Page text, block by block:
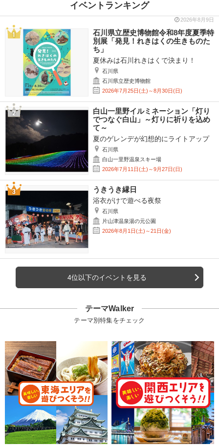
イベントランキング
2026年8月9日
石川県立歴史博物館令和8年度夏季特
別展「発見！れきはくの生きものた
ち」
夏休みは石川れきはくで決まり！
石川県
石川県立歴史博物館
2026年7月25日(土)～8月30日(日)
白山一里野イルミネーション「灯り
でつなぐ白山」～灯りに祈りを込め
て～
夏のゲレンデが幻想的にライトアップ
石川県
白山一里野温泉スキー場
2026年7月11日(土)～9月27日(日)
うきうき縁日
浴衣がけで遊べる夜祭
石川県
片山津温泉湯の元公園
2026年8月1日(土)～21日(金)
4位以下のイベントを見る
テーマWalker
テーマ別特集をチェック